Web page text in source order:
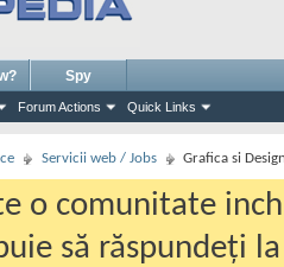
Forum Actions Quick Links
Spy
Servicii web / Jobs Grafica si
o comunitate
să răspundeți